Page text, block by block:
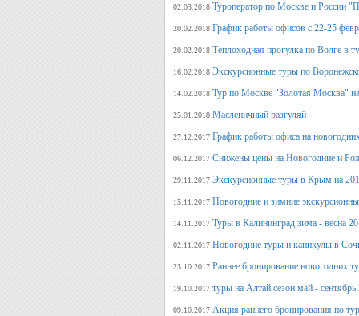
02.03.2018 Туроператор по Москве и России
20.02.2018 График работы офисов с 22-25
20.02.2018 Теплоходная прогулка по Волге в
16.02.2018 Экскурсионные туры по
14.02.2018 Тур по Москве "Золотая Москва"
25.01.2018 Масленичный разгуляй
27.12.2017 График работы офиса на
06.12.2017 Снижены цены на Новогодние и
29.11.2017 Экскурсионные туры в Крым на
15.11.2017 Новогодние и зимние
14.11.2017 Туры в Калининград зима - весна
02.11.2017 Новогодние туры и каникулы в
23.10.2017 Раннее бронирование новогодних
19.10.2017 туры на Алтай сезон май - сентябрь
09.10.2017 Акция раннего бронирования по